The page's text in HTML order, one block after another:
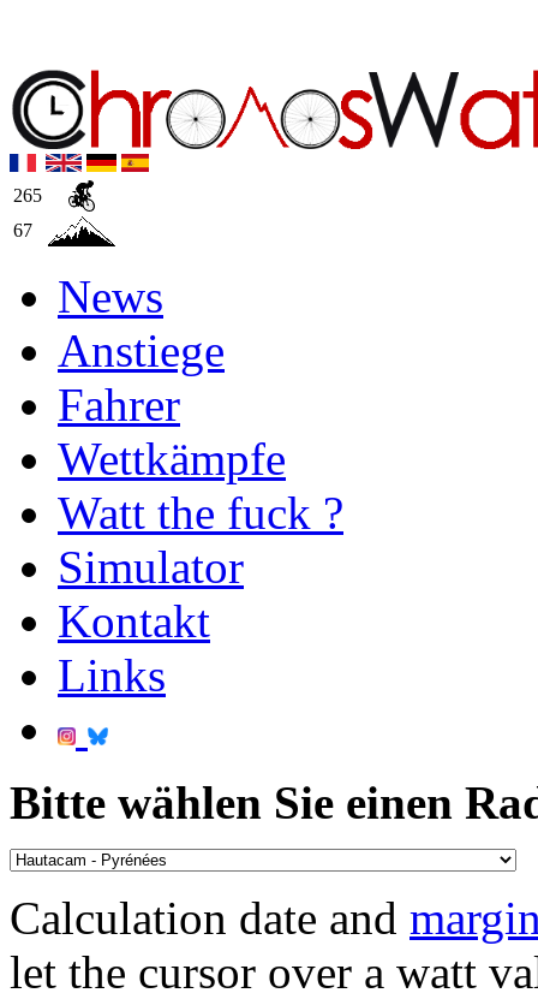
265
67
News
Anstiege
Fahrer
Wettkämpfe
Watt the fuck ?
Simulator
Kontakt
Links
Bitte wählen Sie einen
Calculation date and
let the cursor over a watt